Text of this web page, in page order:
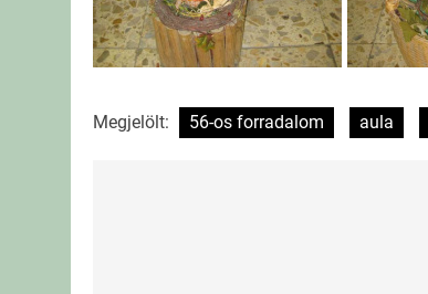
Megjelölt: 56-os forradalom aula